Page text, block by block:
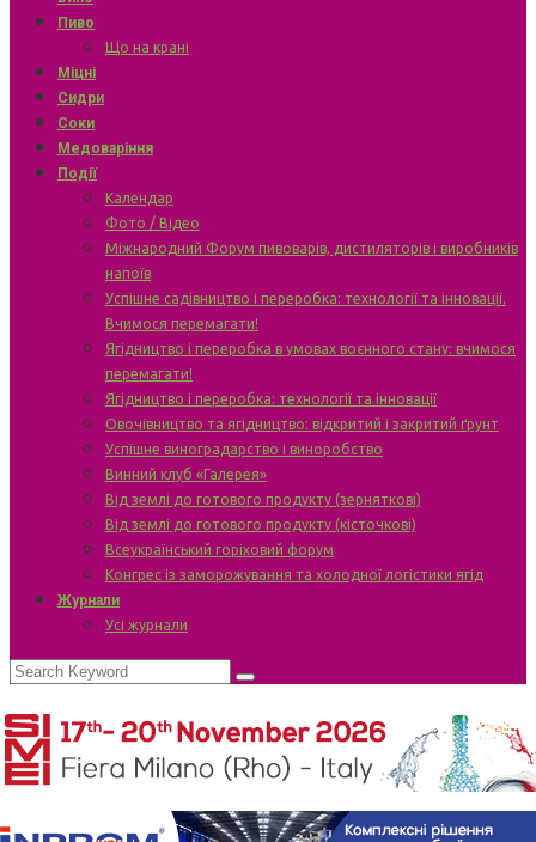
Пиво
Що на крані
Міцні
Сидри
Соки
Медоваріння
Події
Календар
Фото / Відео
Міжнародний Форум пивоварів, дистиляторів і виробників
напоїв
Успішне садівництво і переробка: технології та інновації.
Вчимося перемагати!
Ягідництво і переробка в умовах воєнного стану: вчимося
перемагати!
Ягідництво і переробка: технології та інновації
Овочівництво та ягідництво: відкритий і закритий ґрунт
Успішне виноградарство і виноробство
Винний клуб «Галерея»
Від землі до готового продукту (зерняткові)
Від землі до готового продукту (кісточкові)
Всеукраїнський горіховий форум
Конгрес із заморожування та холодної логістики ягід
Журнали
Усі журнали